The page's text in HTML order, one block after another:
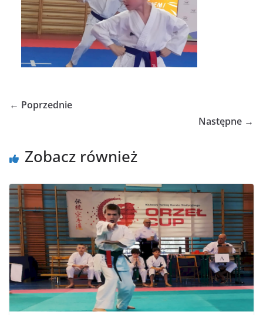
← Poprzednie
Następne →
Zobacz również